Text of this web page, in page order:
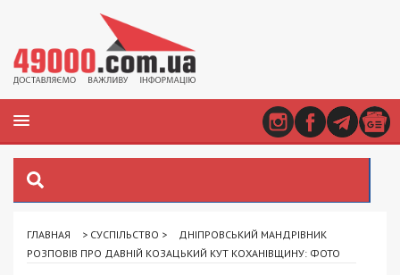
ГЛАВНАЯ > СУСПІЛЬСТВО >
ДНІПРОВСЬКИЙ МАНДРІВНИК
РОЗПОВІВ ПРО ДАВНІЙ КОЗАЦЬКИЙ КУТ КОХАНІВЩИНУ: ФОТО